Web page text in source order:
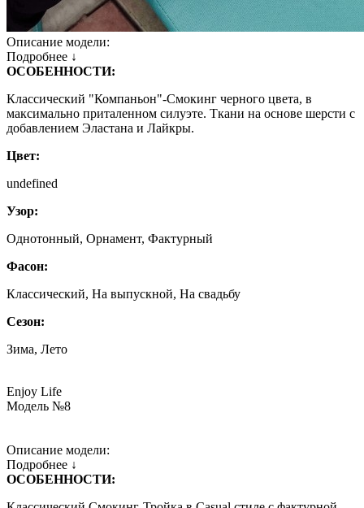
Описание модели:
Подробнее ↓
ОСОБЕННОСТИ:
Классический "Компаньон"-Смокинг черного цвета, в
максимально приталенном силуэте. Ткани на основе шерсти с
добавлением Эластана и Лайкры.
Цвет:
undefined
Узор:
Однотонный, Орнамент, Фактурный
Фасон:
Классический, На выпускной, На свадьбу
Сезон:
Зима, Лето
Enjoy Life
Модель №8
Описание модели:
Подробнее ↓
ОСОБЕННОСТИ: